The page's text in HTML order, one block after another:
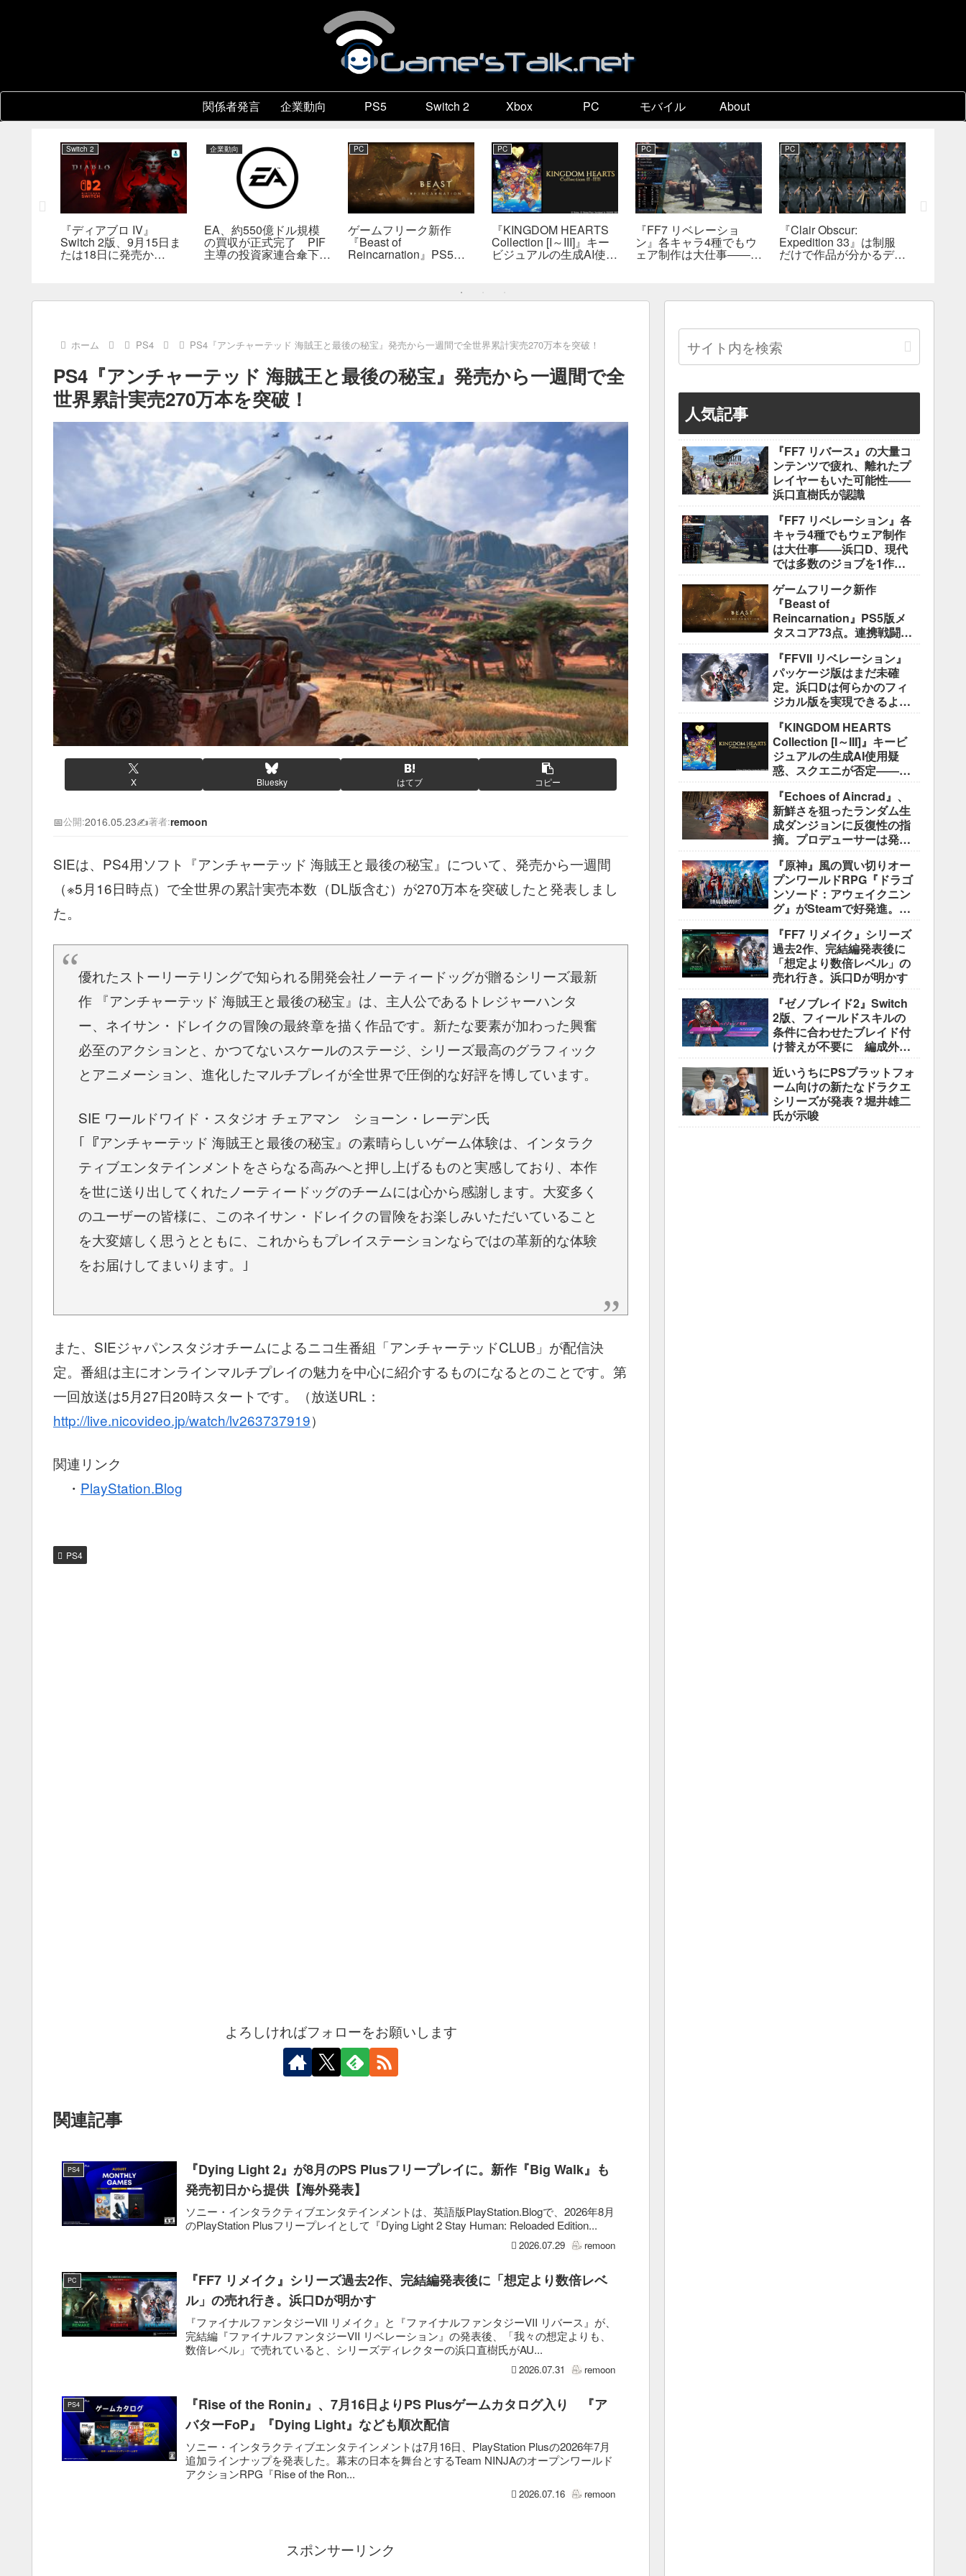
関係者発言 企業動向 PS5 Switch 2 Xbox PC モバイル About
Switch 2
『ディアブロ IV』
Switch 2版、9月15日ま
たは18日に発売か
企業動向
EA、約550億ドル規模
の買収が正式完了 PIF
主導の投資家連合傘下で
PC
ゲームフリーク新作
『Beast of
Reincarnation』PS5版
の“ボス再戦続き”には不
満
PC
『KINGDOM HEARTS
Collection [I～III]』キー
ビジュアルの生成AI使用
為的ミス」
PC
『FF7 リベレーショ
ン』各キャラ4種でもウ
ェア制作は大仕事――浜
PC
『Clair Obscur:
Expedition 33』は制服
だけで作品が分かるデザ
造形が影響
ホーム PS4 PS4『アンチャーテッド 海賊王と最後の秘宝』発売から一週間で全世界累計実売270万本を突破！
PS4『アンチャーテッド 海賊王と最後の秘宝』発売から一週間で全
世界累計実売270万本を突破！
X Bluesky はてブ コピー
📅公開:2016.05.23✍️著者:remoon
SIEは、PS4用ソフト『アンチャーテッド 海賊王と最後の秘宝』について、発売から一週間
（※5月16日時点）で全世界の累計実売本数（DL版含む）が270万本を突破したと発表しまし
た。
優れたストーリーテリングで知られる開発会社ノーティードッグが贈るシリーズ最新
作 『アンチャーテッド 海賊王と最後の秘宝』は、主人公であるトレジャーハンタ
ー、ネイサン・ドレイクの冒険の最終章を描く作品です。新たな要素が加わった興奮
必至のアクションと、かつてないスケールのステージ、シリーズ最高のグラフィック
とアニメーション、進化したマルチプレイが全世界で圧倒的な好評を博しています。
SIE ワールドワイド・スタジオ チェアマン ショーン・レーデン氏
｢『アンチャーテッド 海賊王と最後の秘宝』の素晴らしいゲーム体験は、インタラク
ティブエンタテインメントをさらなる高みへと押し上げるものと実感しており、本作
を世に送り出してくれたノーティードッグのチームには心から感謝します。大変多く
のユーザーの皆様に、このネイサン・ドレイクの冒険をお楽しみいただいていること
を大変嬉しく思うとともに、これからもプレイステーションならではの革新的な体験
をお届けしてまいります。｣
また、SIEジャパンスタジオチームによるニコ生番組「アンチャーテッドCLUB」が配信決
定。番組は主にオンラインマルチプレイの魅力を中心に紹介するものになるとのことです。第
一回放送は5月27日20時スタートです。（放送URL：
http://live.nicovideo.jp/watch/lv263737919）
関連リンク
・ PlayStation.Blog
PS4
よろしければフォローをお願いします
関連記事
PS4
『Dying Light 2』が8月のPS Plusフリープレイに。新作『Big Walk』も
発売初日から提供【海外発表】
ソニー・インタラクティブエンタテインメントは、英語版PlayStation.Blogで、2026年8月
のPlayStation Plusフリープレイとして『Dying Light 2 Stay Human: Reloaded Edition...
2026.07.29 remoon
PC
『FF7 リメイク』シリーズ過去2作、完結編発表後に「想定より数倍レベ
ル」の売れ行き。浜口Dが明かす
『ファイナルファンタジーVII リメイク』と『ファイナルファンタジーVII リバース』が、
完結編『ファイナルファンタジーVII リベレーション』の発表後、「我々の想定よりも、
数倍レベル」で売れていると、シリーズディレクターの浜口直樹氏がAU...
2026.07.31 remoon
PS4
『Rise of the Ronin』、7月16日よりPS Plusゲームカタログ入り 『ア
バターFoP』『Dying Light』なども順次配信
ソニー・インタラクティブエンタテインメントは7月16日、PlayStation Plusの2026年7月
追加ラインナップを発表した。幕末の日本を舞台とするTeam NINJAのオープンワールド
アクションRPG『Rise of the Ron...
2026.07.16 remoon
スポンサーリンク
人気記事
『FF7 リバース』の大量コ
ンテンツで疲れ、離れたプ
レイヤーもいた可能性――
浜口直樹氏が認識
『FF7 リベレーション』各
キャラ4種でもウェア制作
は大仕事――浜口D、現代
では多数のジョブを1作に
説明
ゲームフリーク新作
『Beast of
Reincarnation』PS5版メ
タスコア73点。連携戦闘は
き”には不満
『FFVII リベレーション』
パッケージ版はまだ未確
定。浜口Dは何らかのフィ
ジカル版を実現できるよう
『KINGDOM HEARTS
Collection [I～III]』キービ
ジュアルの生成AI使用疑
惑、スクエニが否定――不
ス」
『Echoes of Aincrad』、
新鮮さを狙ったランダム生
成ダンジョンに反復性の指
摘。プロデューサーは発売
『原神』風の買い切りオー
プンワールドRPG『ドラゴ
ンソード：アウェイクニン
グ』がSteamで好発進。価
件超で約90％好評
『FF7 リメイク』シリーズ
過去2作、完結編発表後に
「想定より数倍レベル」の
売れ行き。浜口Dが明かす
『ゼノブレイド2』Switch
2版、フィールドスキルの
条件に合わせたブレイド付
け替えが不要に 編成外の
近いうちにPSプラットフォ
ーム向けの新たなドラクエ
シリーズが発表？堀井雄二
氏が示唆